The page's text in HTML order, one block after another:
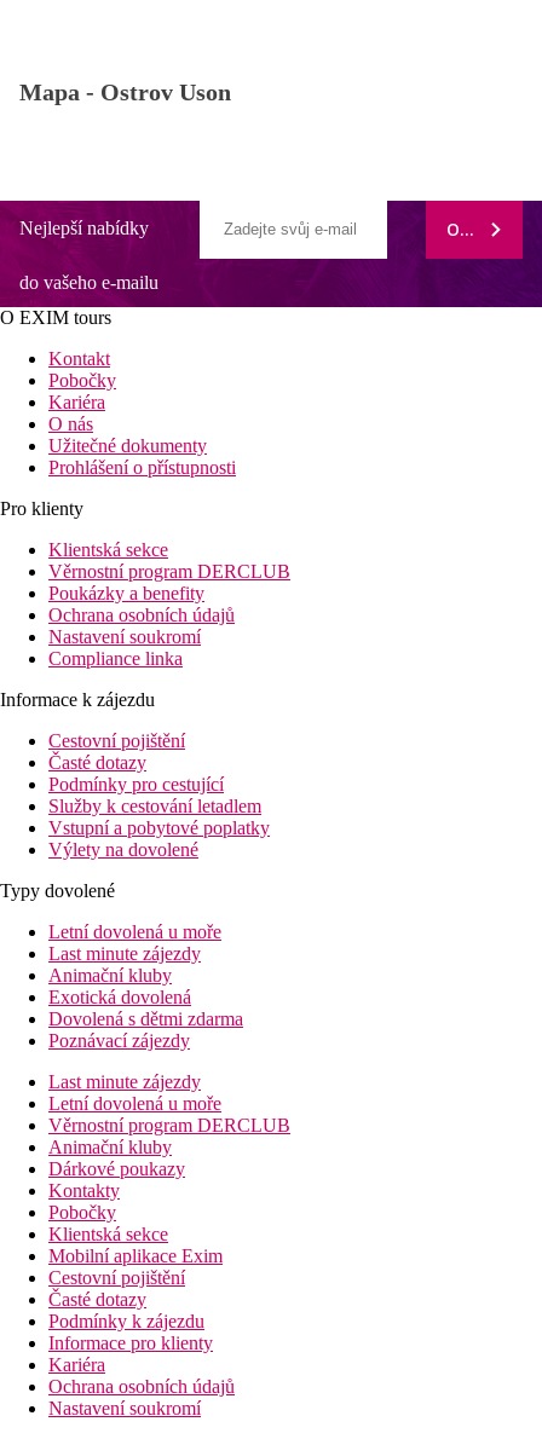
Mapa - Ostrov Uson
Nejlepší nabídky
do vašeho e-mailu
ODEBÍRAT
O EXIM tours
Kontakt
Pobočky
Kariéra
O nás
Užitečné dokumenty
Prohlášení o přístupnosti
Pro klienty
Klientská sekce
Věrnostní program DERCLUB
Poukázky a benefity
Ochrana osobních údajů
Nastavení soukromí
Compliance linka
Informace k zájezdu
Cestovní pojištění
Časté dotazy
Podmínky pro cestující
Služby k cestování letadlem
Vstupní a pobytové poplatky
Výlety na dovolené
Typy dovolené
Letní dovolená u moře
Last minute zájezdy
Animační kluby
Exotická dovolená
Dovolená s dětmi zdarma
Poznávací zájezdy
Last minute zájezdy
Letní dovolená u moře
Věrnostní program DERCLUB
Animační kluby
Dárkové poukazy
Kontakty
Pobočky
Klientská sekce
Mobilní aplikace Exim
Cestovní pojištění
Časté dotazy
Podmínky k zájezdu
Informace pro klienty
Kariéra
Ochrana osobních údajů
Nastavení soukromí